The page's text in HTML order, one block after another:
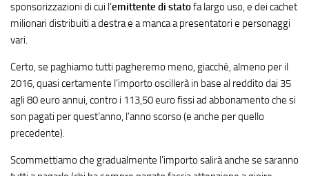
sponsorizzazioni di cui l’emittente di statofa largo uso, e dei cachet
milionari distribuiti a destra e a manca a presentatori e personaggi
vari.
Certo, se paghiamo tutti pagheremo meno, giacchè, almeno per il
2016, quasi certamente l’importo oscillerà in base al reddito dai 35
agli 80 euro annui, contro i 113,50 euro fissi ad abbonamento che si
son pagati per quest’anno, l’anno scorso (e anche per quello
precedente).
Scommettiamo che gradualmente l’importo salirà anche se saranno